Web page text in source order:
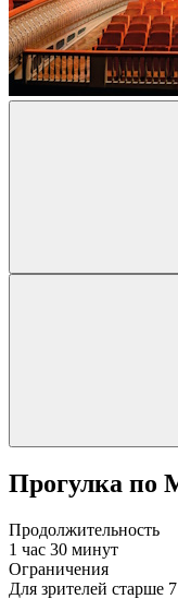
Прогулка по
Продолжительность
1 час 30 минут
Ограничения
Для зрителей старше